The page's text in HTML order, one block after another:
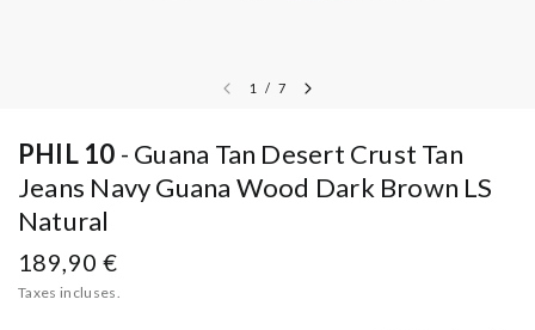
1 / 7
PHIL 10
Guana Tan Desert Crust Tan
Jeans Navy Guana Wood Dark Brown LS
Natural
189,90 €
Taxes incluses.